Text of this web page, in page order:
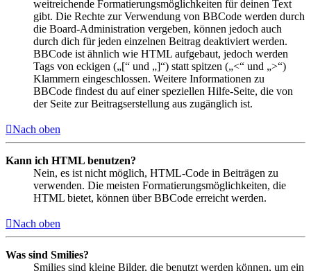
weitreichende Formatierungsmöglichkeiten für deinen Text
gibt. Die Rechte zur Verwendung von BBCode werden durch
die Board-Administration vergeben, können jedoch auch
durch dich für jeden einzelnen Beitrag deaktiviert werden.
BBCode ist ähnlich wie HTML aufgebaut, jedoch werden
Tags von eckigen („[“ und „]“) statt spitzen („<“ und „>“)
Klammern eingeschlossen. Weitere Informationen zu
BBCode findest du auf einer speziellen Hilfe-Seite, die von
der Seite zur Beitragserstellung aus zugänglich ist.
Nach oben
Kann ich HTML benutzen?
Nein, es ist nicht möglich, HTML-Code in Beiträgen zu
verwenden. Die meisten Formatierungsmöglichkeiten, die
HTML bietet, können über BBCode erreicht werden.
Nach oben
Was sind Smilies?
Smilies sind kleine Bilder, die benutzt werden können, um ein